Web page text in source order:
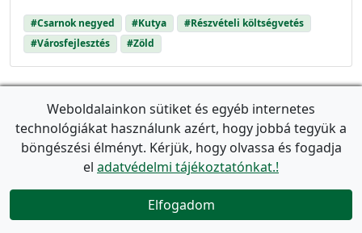
#Csarnok negyed #Kutya
#Részvételi költségvetés
#Városfejlesztés
#Zöld
English News in the district
Apartment fire at Tolnai Lajos utca 44.
Utolsó frissítés:2026. február 10.(Létrehozva:
február 10.)
On the night of 9 February 2026 and the morning
Weboldalainkon sütiket és egyéb internetes
technológiákat használunk azért, hogy jobbá tegyük a
böngészési élményt. Kérjük, hogy olvassa és fogadja
el adatvédelmi tájékoztatónkat.!
Elfogadom